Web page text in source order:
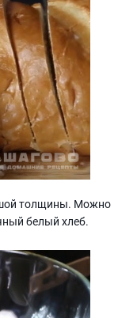
толщины. Можно
белый хлеб.